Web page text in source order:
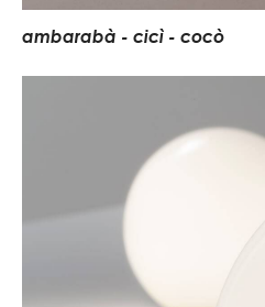
ambarabà - cicì - cocò